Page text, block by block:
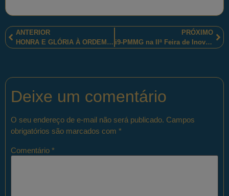
ANTERIOR
HONRA E GLÓRIA À ORDEM CULTURAL MILITAR MARANHENSE.
PRÓXIMO
i9-PMMG na IIª Feira de Inovação Tecnológica
Deixe um comentário
O seu endereço de e-mail não será publicado. Campos
obrigatórios são marcados com *
Comentário *